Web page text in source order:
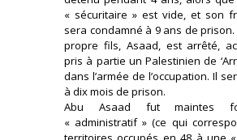
« sécuritaire » est vide, et son
sera condamné à 9 ans de prison.
propre fils, Asaad, est arrêté,
pris à partie un Palestinien de
dans l’armée de l’occupation. Il
à dix mois de prison.
Abu Asaad fut maintes
« administratif » (ce qui